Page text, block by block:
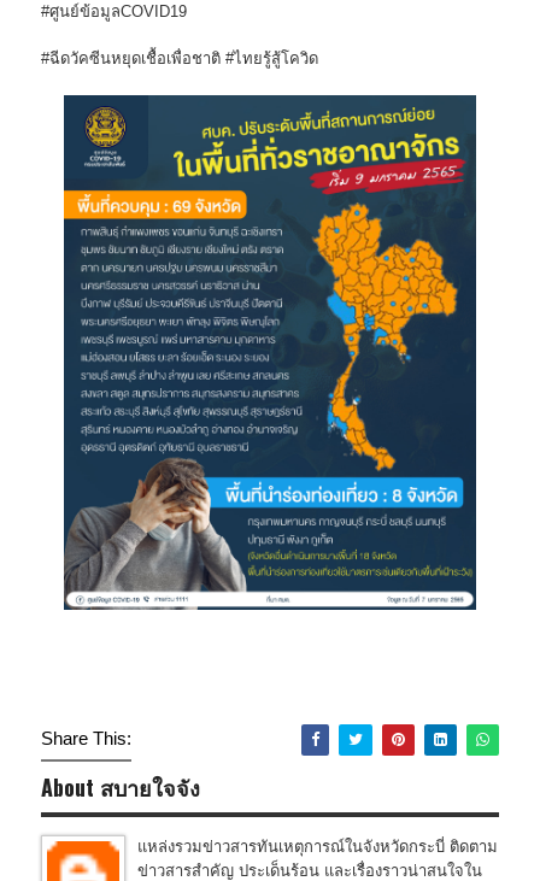
#ศูนย์ข้อมูลCOVID19
#ฉีดวัคซีนหยุดเชื้อเพื่อชาติ #ไทยรู้สู้โควิด
Share This:
About สบายใจจัง
แหล่งรวมข่าวสารทันเหตุการณ์ในจังหวัดกระบี่ ติดตาม
ข่าวสารสำคัญ ประเด็นร้อน และเรื่องราวน่าสนใจใน